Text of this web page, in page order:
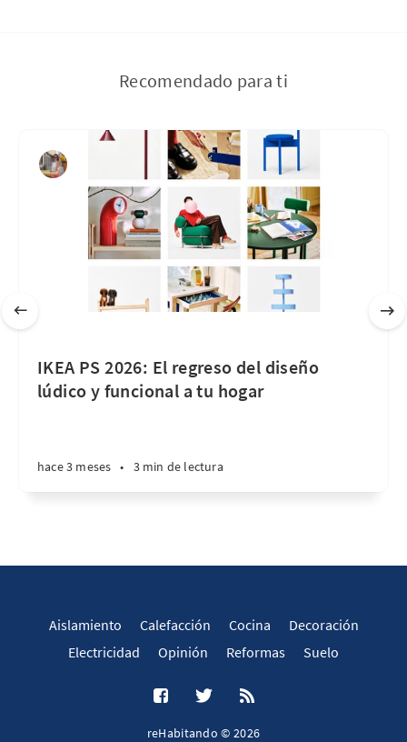
Recomendado para ti
IKEA PS 2026: El regreso del diseño
lúdico y funcional a tu hogar
hace 3 meses • 3 min de lectura
Aislamiento Calefacción Cocina
Decoración
Electricidad
Opinión Reformas Suelo
reHabitando © 2026